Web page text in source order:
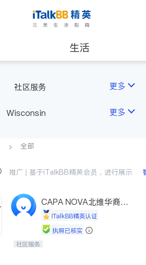
生活
社区服务 更多
Wisconsin 更多
全部
推广 | 基于iTalkBB精英会员，进行展示
CAPA NOVA北维华裔家
长会iTalkBB精英认证
执照已核实
连接家长与社会，赋能孩子与下一代，
社区服务